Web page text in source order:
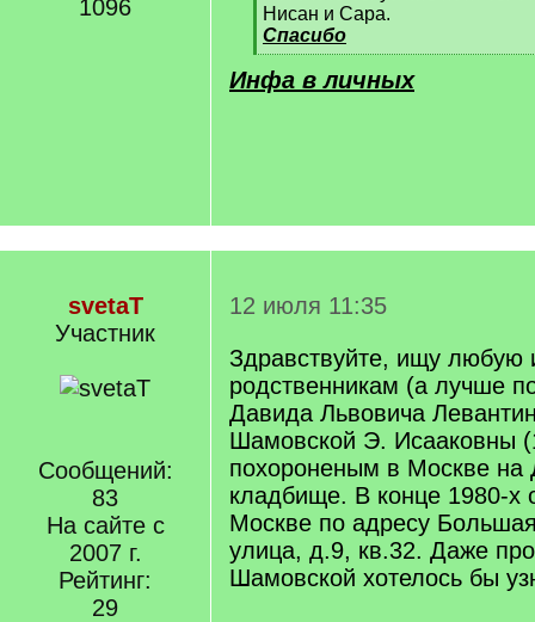
1096
Нисан и Сара.
Спасибо
[
/
q
Инфа в личных
svetaT
Участник
Сообщений:
83
На сайте с
2007 г.
Рейтинг:
29
12 июля 11:35
Здравствуйте, ищу
родственникам (а лучше
Давида Львовича
Шамовской Э. Исааковны
похороненым в Москве на
кладбище. В конце 1980-х
Москве по адресу
улица, д.9, кв.32. Даже
Шамовской хотелось бы